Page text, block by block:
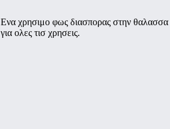
Eνα χρησιμο φως διασπορας στην θαλασσα
για ολες τισ χρησεις.